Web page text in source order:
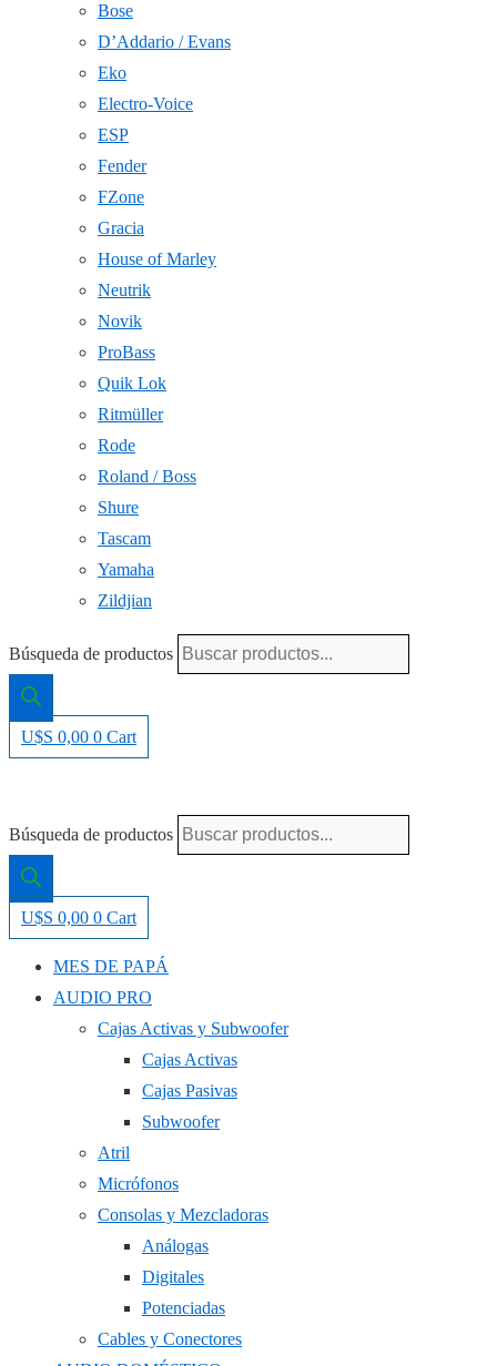
Bose
D’Addario / Evans
Eko
Electro-Voice
ESP
Fender
FZone
Gracia
House of Marley
Neutrik
Novik
ProBass
Quik Lok
Ritmüller
Rode
Roland / Boss
Shure
Tascam
Yamaha
Zildjian
Búsqueda de productos
U$S 0,00 0 Cart
Búsqueda de productos
U$S 0,00 0 Cart
MES DE PAPÁ
AUDIO PRO
Cajas Activas y Subwoofer
Cajas Activas
Cajas Pasivas
Subwoofer
Atril
Micrófonos
Consolas y Mezcladoras
Análogas
Digitales
Potenciadas
Cables y Conectores